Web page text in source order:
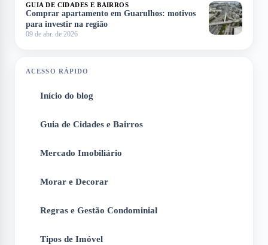
GUIA DE CIDADES E BAIRROS
Comprar apartamento em Guarulhos: motivos
para investir na região
09 de abr. de 2026
ACESSO RÁPIDO
Início do blog
Guia de Cidades e Bairros
Mercado Imobiliário
Morar e Decorar
Regras e Gestão Condominial
Tipos de Imóvel